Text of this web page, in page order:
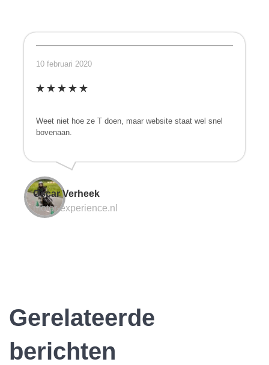
10 februari 2020
Weet niet hoe ze T doen, maar website staat wel snel
bovenaan.
Oscar Verheek
motor-experience.nl
Gerelateerde
berichten